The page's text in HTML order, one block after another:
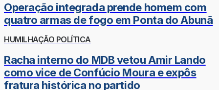
Operação integrada prende homem com
quatro armas de fogo em Ponta do Abunã
HUMILHAÇÃO POLÍTICA
Racha interno do MDB vetou Amir Lando
como vice de Confúcio Moura e expôs
fratura histórica no partido